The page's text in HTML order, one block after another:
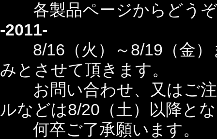
各製品ページからどう
-2011-
8/16（火）～8/19（金）
みとさせて頂きます。
お問い合わせ、又はご注
ルなどは8/20（土）以降と
何卒ご了承願います。